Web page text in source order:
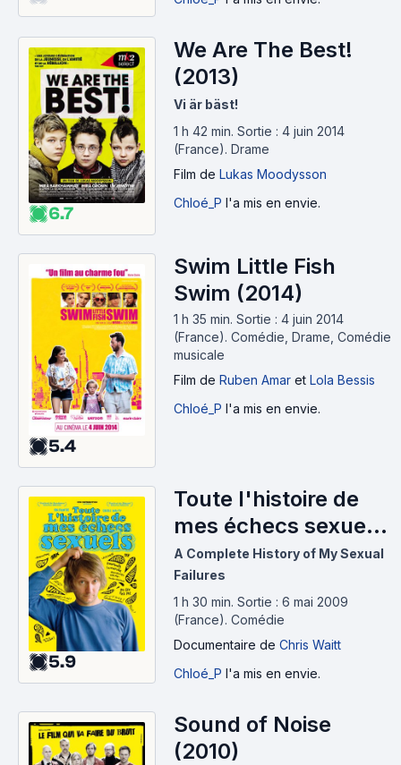
6.7
We Are The Best!
(2013)
Vi är bäst!
1 h 42 min. Sortie : 4 juin 2014
(France). Drame
Film de Lukas Moodysson
Chloé_P l'a mis en envie.
5.4
Swim Little Fish
Swim (2014)
1 h 35 min. Sortie : 4 juin 2014
(France). Comédie, Drame, Comédie
musicale
Film de Ruben Amar et Lola Bessis
Chloé_P l'a mis en envie.
5.9
Toute l'histoire de
mes échecs sexuels
(2009)
A Complete History of My Sexual
Failures
1 h 30 min. Sortie : 6 mai 2009
(France). Comédie
Documentaire de Chris Waitt
Chloé_P l'a mis en envie.
Sound of Noise
(2010)